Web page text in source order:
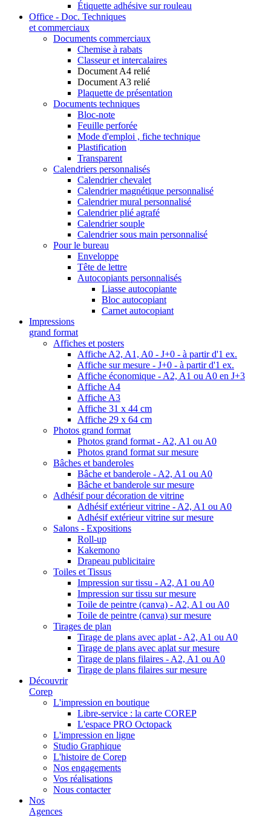
Étiquette adhésive sur rouleau
Office - Doc. Techniques
et commerciaux
Documents commerciaux
Chemise à rabats
Classeur et intercalaires
Document A4 relié
Document A3 relié
Plaquette de présentation
Documents techniques
Bloc-note
Feuille perforée
Mode d'emploi , fiche technique
Plastification
Transparent
Calendriers personnalisés
Calendrier chevalet
Calendrier magnétique personnalisé
Calendrier mural personnalisé
Calendrier plié agrafé
Calendrier souple
Calendrier sous main personnalisé
Pour le bureau
Enveloppe
Tête de lettre
Autocopiants personnalisés
Liasse autocopiante
Bloc autocopiant
Carnet autocopiant
Impressions
grand format
Affiches et posters
Affiche A2, A1, A0 - J+0 - à partir d'1 ex.
Affiche sur mesure - J+0 - à partir d'1 ex.
Affiche économique - A2, A1 ou A0 en J+3
Affiche A4
Affiche A3
Affiche 31 x 44 cm
Affiche 29 x 64 cm
Photos grand format
Photos grand format - A2, A1 ou A0
Photos grand format sur mesure
Bâches et banderoles
Bâche et banderole - A2, A1 ou A0
Bâche et banderole sur mesure
Adhésif pour décoration de vitrine
Adhésif extérieur vitrine - A2, A1 ou A0
Adhésif extérieur vitrine sur mesure
Salons - Expositions
Roll-up
Kakemono
Drapeau publicitaire
Toiles et Tissus
Impression sur tissu - A2, A1 ou A0
Impression sur tissu sur mesure
Toile de peintre (canva) - A2, A1 ou A0
Toile de peintre (canva) sur mesure
Tirages de plan
Tirage de plans avec aplat - A2, A1 ou A0
Tirage de plans avec aplat sur mesure
Tirage de plans filaires - A2, A1 ou A0
Tirage de plans filaires sur mesure
Découvrir
Corep
L'impression en boutique
Libre-service : la carte COREP
L'espace PRO Octopack
L'impression en ligne
Studio Graphique
L'histoire de Corep
Nos engagements
Vos réalisations
Nous contacter
Nos
Agences